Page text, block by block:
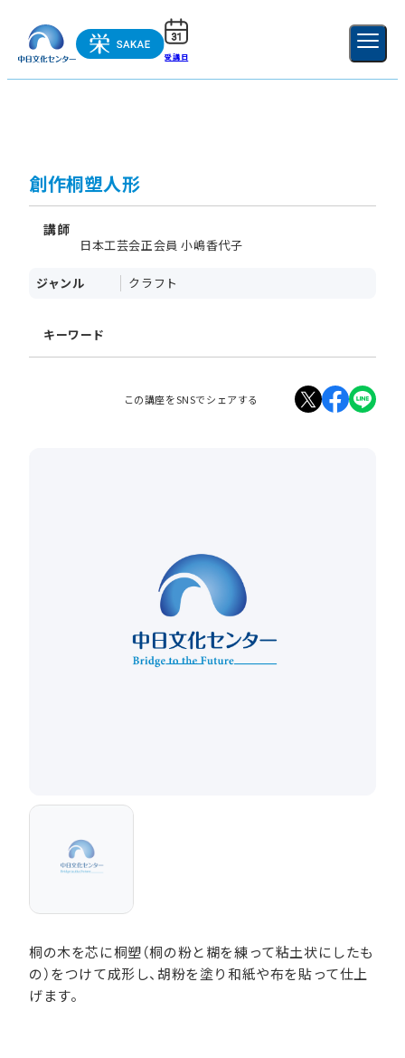
受講日 新規登録
創作桐塑人形
講師
日本工芸会正会員 小嶋香代子
ジャンル クラフト
キーワード
この講座をSNSでシェアする
桐の木を芯に桐塑（桐の粉と糊を練って粘土状にしたも
の）をつけて成形し、胡粉を塗り和紙や布を貼って仕上
げます。